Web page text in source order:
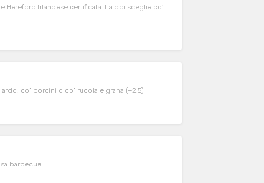
Irlandese certificata. La poi sceglie co’
co’ porcini o co’ rucola e grana (+2,5)
barbecue